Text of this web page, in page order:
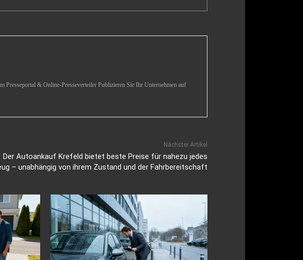
Presseportal & Online-Presseverteiler Publizieren Sie Ihr Unternehmen auf
Nächster Artikel
Der Autoankauf Krefeld bietet beste Preise für nahezu jedes
– unabhängig von ihrem Zustand und der Fahrbereitschaft